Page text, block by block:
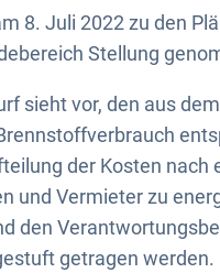
8. Juli 2022 zu den
Stellung
sieht vor, den aus
der Kosten
und Vermieter zu
den
getragen werden.